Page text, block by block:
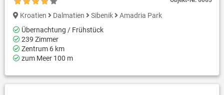
Kroatien Dalmatien Sibenik
Amadria Park
Übernachtung / Frühstück
239 Zimmer
Zentrum 6 km
zum Meer 100 m